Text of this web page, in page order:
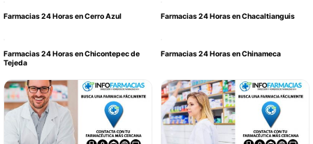
Farmacias 24 Horas en Cerro Azul Farmacias 24 Horas en Chacaltianguis
Farmacias 24 Horas en Chicontepec de
Tejeda
Farmacias 24 Horas en Chinameca